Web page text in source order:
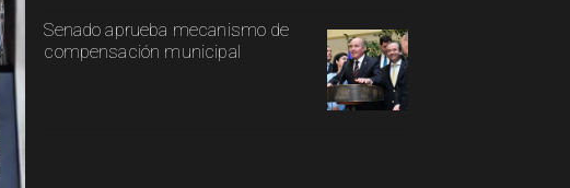
Senado aprueba mecanismo de
compensación municipal